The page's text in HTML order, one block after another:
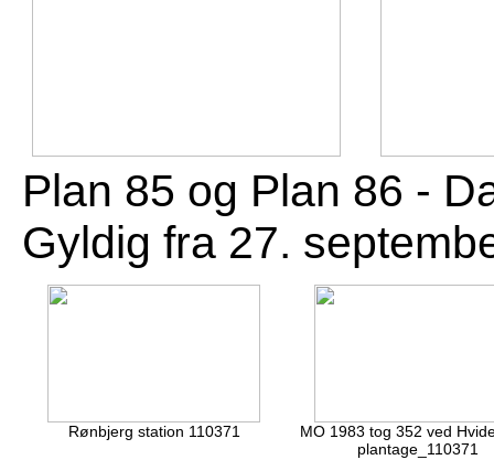
Plan 85 og Plan 86 -
Gyldig fra 27.
Rønbjerg station 110371
MO 1983 tog 352 ved
plantage_110371